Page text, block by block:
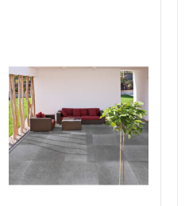
Deze
optie
kan
gekozen
worden